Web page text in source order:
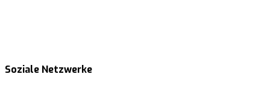
Soziale Netzwerke